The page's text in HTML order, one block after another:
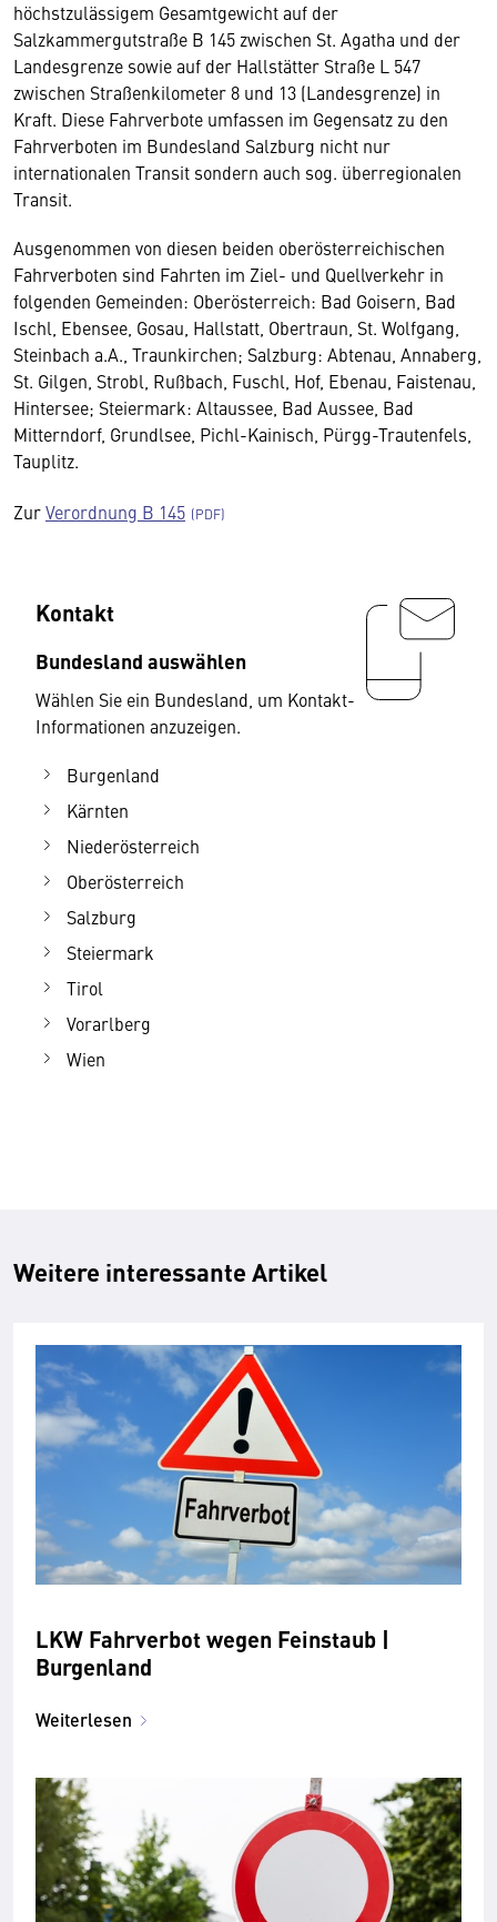
höchstzulässigem Gesamtgewicht auf der
Salzkammergutstraße B 145 zwischen St. Agatha und der
Landesgrenze sowie auf der Hallstätter Straße L 547
zwischen Straßenkilometer 8 und 13 (Landesgrenze) in
Kraft. Diese Fahrverbote umfassen im Gegensatz zu den
Fahrverboten im Bundesland Salzburg nicht nur
internationalen Transit sondern auch sog. überregionalen
Transit.
Ausgenommen von diesen beiden oberösterreichischen
Fahrverboten sind Fahrten im Ziel- und Quellverkehr in
folgenden Gemeinden: Oberösterreich: Bad Goisern, Bad
Ischl, Ebensee, Gosau, Hallstatt, Obertraun, St. Wolfgang,
Steinbach a.A., Traunkirchen; Salzburg: Abtenau, Annaberg,
St. Gilgen, Strobl, Rußbach, Fuschl, Hof, Ebenau, Faistenau,
Hintersee; Steiermark: Altaussee, Bad Aussee, Bad
Mitterndorf, Grundlsee, Pichl-Kainisch, Pürgg-Trautenfels,
Tauplitz.
ZurVerordnung B 145
Kontakt
Bundesland auswählen
Wählen Sie ein Bundesland, um Kontakt-
Informationen anzuzeigen.
Burgenland
Kärnten
Niederösterreich
Oberösterreich
Salzburg
Steiermark
Tirol
Vorarlberg
Wien
Weitere interessante Artikel
LKW Fahrverbot wegen Feinstaub |
Burgenland
Weiterlesen